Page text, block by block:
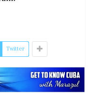
Twitter